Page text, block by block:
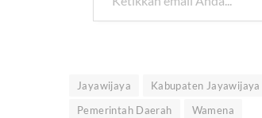
Jayawijaya Kabupaten Jayawijaya
Pemerintah Daerah
Wamena